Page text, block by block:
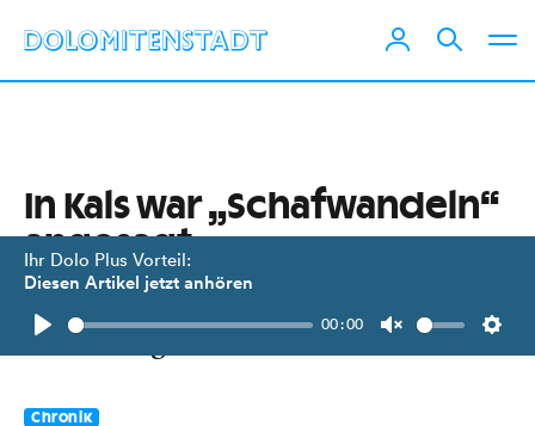
Ihr Dolo Plus Vorteil:
Diesen Artikel jetzt anhören
Play
00:00
Unmute
In Kals war „Schafwandeln“
angesagt
Beim Schafalmabtrieb wurde geblökt
und auch gemeckert.
Chronik